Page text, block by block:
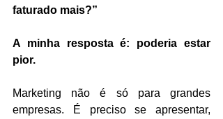
faturado mais?”
A minha resposta é: poderia estar
pior.
Marketing não é só para grandes
empresas. É preciso se apresentar,